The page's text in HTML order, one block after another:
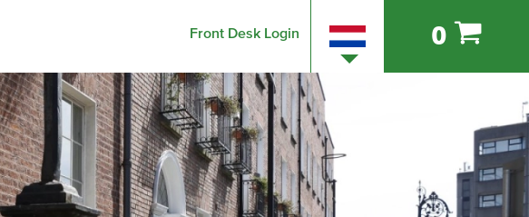
Front Desk Login 0